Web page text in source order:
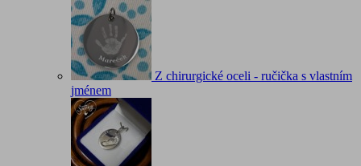
Z chirurgické oceli - ručička s vlastním
jménem